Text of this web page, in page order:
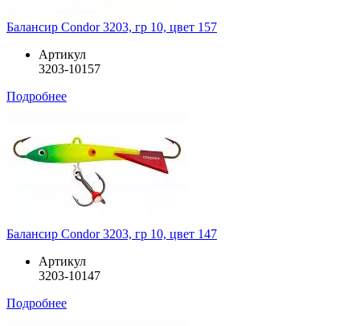
Балансир Condor 3203, гр 10, цвет 157
Артикул
3203-10157
Подробнее
Балансир Condor 3203, гр 10, цвет 147
Артикул
3203-10147
Подробнее